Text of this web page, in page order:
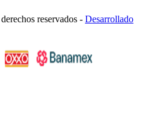
reservados - Desarrollado